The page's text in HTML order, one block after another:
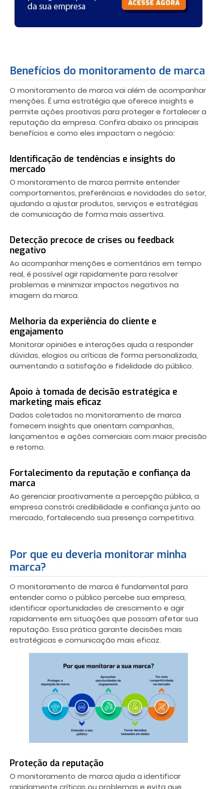
Benefícios do monitoramento de marca
O monitoramento de marca vai além de acompanhar
menções. É uma estratégia que oferece insights e
permite ações proativas para proteger e fortalecer a
reputação da empresa. Confira abaixo os principais
benefícios e como eles impactam o negócio:
Identificação de tendências e insights do
mercado
O monitoramento de marca permite entender
comportamentos, preferências e novidades do setor,
ajudando a ajustar produtos, serviços e estratégias
de comunicação de forma mais assertiva.
Detecção precoce de crises ou feedback
negativo
Ao acompanhar menções e comentários em tempo
real, é possível agir rapidamente para resolver
problemas e minimizar impactos negativos na
imagem da marca.
Melhoria da experiência do cliente e
engajamento
Monitorar opiniões e interações ajuda a responder
dúvidas, elogios ou críticas de forma personalizada,
aumentando a satisfação e fidelidade do público.
Apoio à tomada de decisão estratégica e
marketing mais eficaz
Dados coletados no monitoramento de marca
fornecem insights que orientam campanhas,
lançamentos e ações comerciais com maior precisão
e retorno.
Fortalecimento da reputação e confiança da
marca
Ao gerenciar proativamente a percepção pública, a
empresa constrói credibilidade e confiança junto ao
mercado, fortalecendo sua presença competitiva.
Por que eu deveria monitorar minha
marca?
O monitoramento de marca é fundamental para
entender como o público percebe sua empresa,
identificar oportunidades de crescimento e agir
rapidamente em situações que possam afetar sua
reputação. Essa prática garante decisões mais
estratégicas e comunicação mais eficaz.
Proteção da reputação
O monitoramento de marca ajuda a identificar
rapidamente críticas ou problemas e evita que